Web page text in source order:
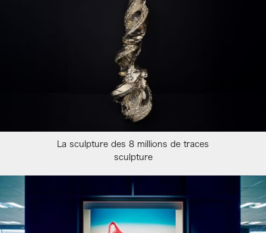
La sculpture des 8 millions de traces
sculpture